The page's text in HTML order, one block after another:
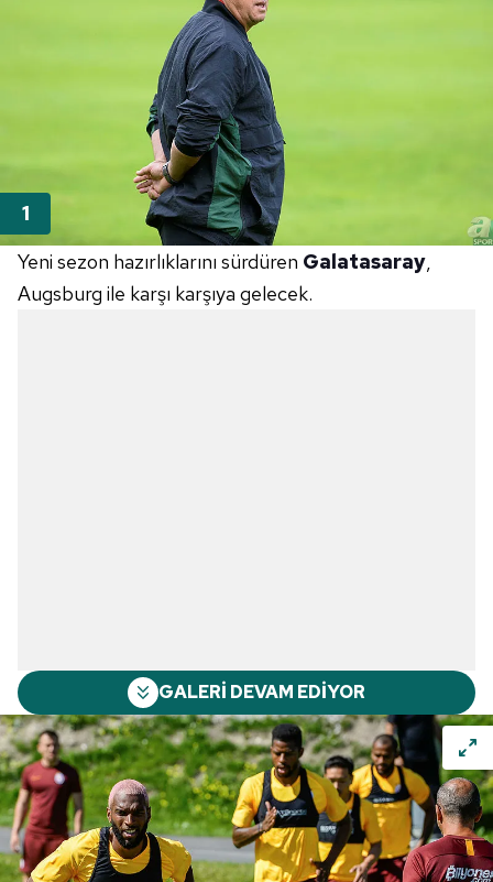
Yeni sezon hazırlıklarını sürdüren Galatasaray,
Augsburg ile karşı karşıya gelecek.
GALERİ DEVAM EDİYOR